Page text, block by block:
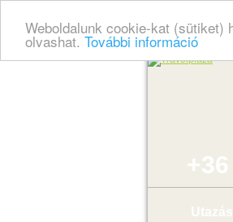
Weboldalunk cookie-kat (sütiket)
olvashat. További információ